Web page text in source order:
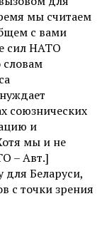
мы считаем
с вами
сил НАТО
словам
союзнических
и
мы и не
– Авт.]
для Беларуси,
с точки зрения